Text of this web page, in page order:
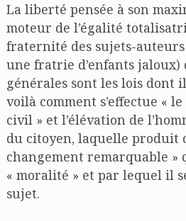
La liberté pensée à son
moteur de l’égalité
fraternité des sujets-
une fratrie d’enfants jaloux)
générales sont les lois dont
voilà comment s’effectue « le
civil » et l’élévation de
du citoyen, laquelle produit
changement remarquable »
« moralité » et par lequel il
sujet.